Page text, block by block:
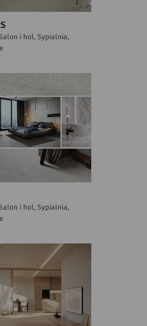
i hol, Sypialnia,
i hol, Sypialnia,